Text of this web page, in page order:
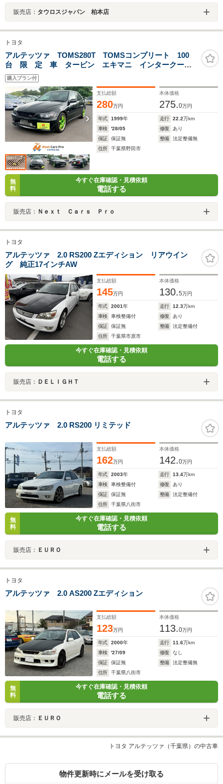
販売店： タウロスジャパン 柏本店
トヨタ
アルテッツァ TOMS280T TOMSコンプリート 100
台 限 定 車 タービン エキマニ インタークーラ
ー エアクリ クラッチ ECU インジェクター トラ
ンクスポイラー マフラー
購入プラン付
支払総額
280万円
本体価格
275.0万円
年式 1999年 走行 22.2万km
車検
'28/05 修復
あり
保証
保証無 整備
法定整備無
住所
千葉県野田市
無
料
今すぐ在庫確認・見積依頼
電話する
販売店： Ｎｅｘｔ Ｃａｒｓ Ｐｒｏ
トヨタ
アルテッツァ 2.0 RS200 Zエディション リアウイン
グ 純正17インチAW
支払総額
145万円
本体価格
130.5万円
年式 2001年 走行 12.3万km
車検
車検整備付 修復
あり
保証
保証無 整備
法定整備付
住所
千葉県市原市
今すぐ在庫確認・見積依頼
電話する
販売店： ＤＥＬＩＧＨＴ
トヨタ
アルテッツァ 2.0 RS200 リミテッド
支払総額
162万円
本体価格
142.0万円
年式 2003年 走行 13.4万km
車検
車検整備付 修復
あり
保証
保証無 整備
法定整備付
住所
千葉県八街市
無
料
今すぐ在庫確認・見積依頼
電話する
販売店： ＥＵＲＯ
トヨタ
アルテッツァ 2.0 AS200 Zエディション
支払総額
123万円
本体価格
113.0万円
年式 2000年 走行 11.6万km
車検
'27/09 修復
なし
保証
保証無 整備
法定整備無
住所
千葉県八街市
無
料
今すぐ在庫確認・見積依頼
電話する
販売店： ＥＵＲＯ
トヨタ アルテッツァ（千葉県）の中古車
物件更新時にメールを受け取る